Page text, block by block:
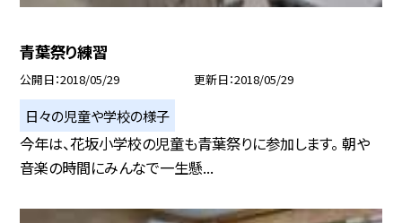
青葉祭り練習
公開日 2018/05/29 更新日 2018/05/29
日々の児童や学校の様子
今年は、花坂小学校の児童も青葉祭りに参加します。 朝や
音楽の時間にみんなで一生懸...